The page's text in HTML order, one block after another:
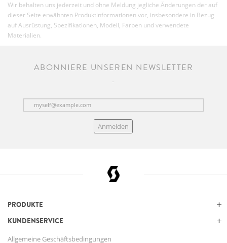
Wir behalten uns jederzeit und ohne Meldung jegliche Änderungen der auf
dieser Seite erwähnten Produktinformationen vor, insbesondere in Bezug
auf Ausrüstung, Spezifikationen, Modell, Farben und verwendete
Materialien.
ABONNIERE UNSEREN NEWSLETTER
Anmelden
PRODUKTE
KUNDENSERVICE
Allgemeine Geschäftsbedingungen